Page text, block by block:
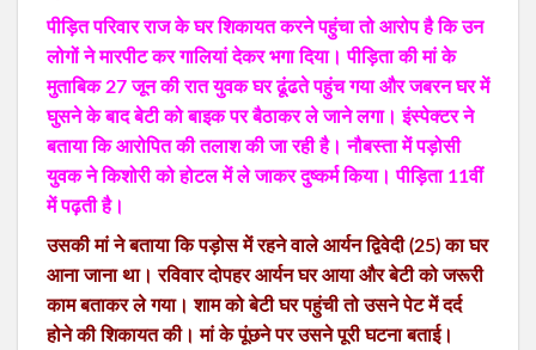
पीड़ित परिवार राज के घर शिकायत करने पहुंचा तो आरोप है कि उन
लोगों ने मारपीट कर गालियां देकर भगा दिया। पीड़िता की मां के
मुताबिक 27 जून की रात युवक घर ढूंढते पहुंच गया और जबरन घर में
घुसने के बाद बेटी को बाइक पर बैठाकर ले जाने लगा। इंस्पेक्टर ने
बताया कि आरोपित की तलाश की जा रही है। नौबस्ता में पड़ोसी
युवक ने किशोरी को होटल में ले जाकर दुष्कर्म किया। पीड़िता 11वीं
में पढ़ती है।
उसकी मां ने बताया कि पड़ोस में रहने वाले आर्यन द्विवेदी (25) का घर
आना जाना था। रविवार दोपहर आर्यन घर आया और बेटी को जरूरी
काम बताकर ले गया। शाम को बेटी घर पहुंची तो उसने पेट में दर्द
होने की शिकायत की। मां के पूंछने पर उसने पूरी घटना बताई।